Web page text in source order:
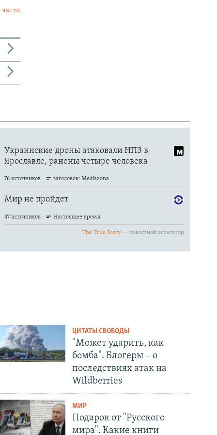
части
ЦИТАТЫ СВОБОДЫ
"Может ударить, как
бомба". Блогеры – о
последствиях атак на
Wildberries
МИР
Подарок от "Русского
мира". Какие книги